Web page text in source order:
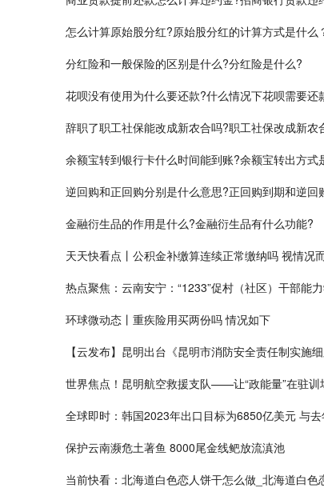
怎么计算原始股分红?原始股分红的计算方式是什么
分红险和一般保险的区别是什么?分红险是什么?
花呗没有使用为什么要还款?什么情况下花呗需要还
辞职了职工社保能改成新农合吗?职工社保改成新农
余额宝转到银行卡什么时间能到账?余额宝转出方式
逆回购和正回购分别是什么意思?正回购到期和逆回
金融衍生品的作用是什么?金融衍生品有什么功能?
天天快看点丨公积金补缴算连续正常缴纳吗 视情况
热点聚焦：云南安宁：“1233”促村（社区）干部能
环球微动态丨重疾险用买两份吗 情况如下
【云发布】昆明出台《昆明市消防安全责任制实施
世界焦点！昆明航空救援支队——让“政能量”在驻训
全球即时：韩国2023年出口目标为6850亿美元 与
保护云南濒危土著鱼 8000尾金线鲃放流滇池
当前快看：北海道白色恋人饼干怎么做_北海道白色